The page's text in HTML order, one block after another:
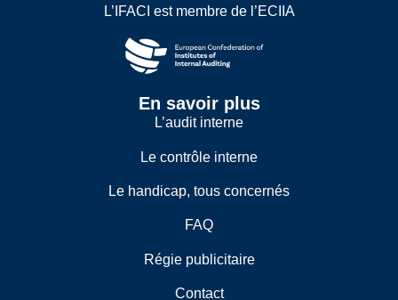
L’IFACI est membre de l’ECIIA
En savoir plus
L’audit interne
Le contrôle interne
Le handicap, tous concernés
FAQ
Régie publicitaire
Contact